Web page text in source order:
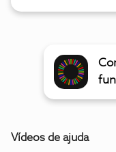
Vídeos de ajuda